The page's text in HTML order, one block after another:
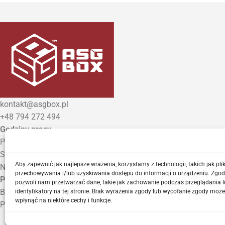
Aby zapewnić jak najlepsze wrażenia, korzystamy z technologii, takich jak
przechowywania i/lub uzyskiwania dostępu do informacji o urządzeniu.
pozwoli nam przetwarzać dane, takie jak zachowanie podczas przeglądania
identyfikatory na tej stronie. Brak wyrażenia zgody lub wycofanie zgody
wpłynąć na niektóre cechy i funkcje.
kontakt@asgbox.pl
+48 794 272 494
Godziny pracy
Poniedziałek – Piątek: 9:00 – 18:00
Sobota: 10:00 – 14:00
Niedziela: Zamknięte
Punkt Odbioru zamówień
Bezrzecze, ul. Herbaciana 3
Proszę o wcześniejszy kontakt telefoniczny